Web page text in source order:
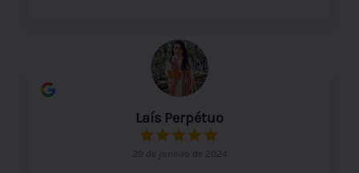
Laís Perpétuo
29 de janeiro de 2024